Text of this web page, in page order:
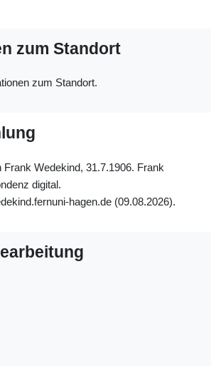
zum Standort
zum Standort.
Frank Wedekind, 31.7.1906. Frank
digital.
hagen.de (09.08.2026).